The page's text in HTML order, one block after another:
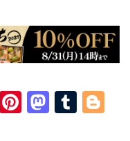
MixiPinterest